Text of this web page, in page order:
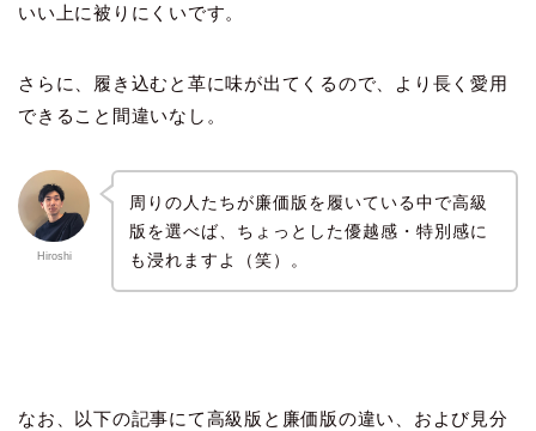
いい上に被りにくいです。
さらに、履き込むと革に味が出てくるので、より長く愛用
できること間違いなし。
Hiroshi
周りの人たちが廉価版を履いている中で高級
版を選べば、ちょっとした優越感・特別感に
も浸れますよ（笑）。
なお、以下の記事にて高級版と廉価版の違い、および見分